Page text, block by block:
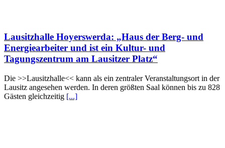
Lausitzhalle Hoyerswerda: „Haus der Berg- und
Energiearbeiter und ist ein Kultur- und
Tagungszentrum am Lausitzer Platz“
Die >>Lausitzhalle<< kann als ein zentraler Veranstaltungsort in der
Lausitz angesehen werden. In deren größten Saal können bis zu 828
Gästen gleichzeitig [...]